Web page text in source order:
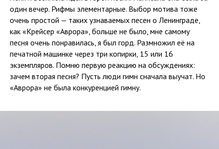
один вечер. Рифмы элементарные. Выбор мотива тоже
очень простой — таких узнаваемых песен о Ленинграде,
как «Крейсер «Аврора», больше не было, мне самому
песня очень понравилась, я был горд. Размножил её на
печатной машинке через три копирки, 15 или 16
экземпляров. Помню первую реакцию на обсуждениях:
зачем вторая песня? Пусть люди гимн сначала выучат. Но
«Аврора» не была конкуренцией гимну.